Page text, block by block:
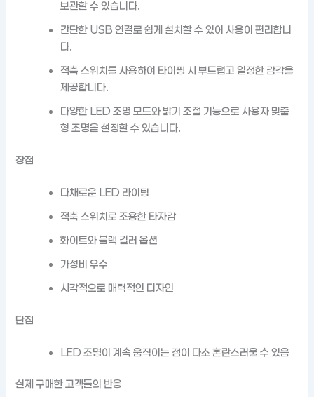
보관할 수 있습니다.
간단한 USB 연결로 쉽게 설치할 수 있어 사용이 편리합니
다.
적축 스위치를 사용하여 타이핑 시 부드럽고 일정한 감각을
제공합니다.
다양한 LED 조명 모드와 밝기 조절 기능으로 사용자 맞춤
형 조명을 설정할 수 있습니다.
장점
다채로운 LED 라이팅
적축 스위치로 조용한 타자감
화이트와 블랙 컬러 옵션
가성비 우수
시각적으로 매력적인 디자인
단점
LED 조명이 계속 움직이는 점이 다소 혼란스러울 수 있음
실제 구매한 고객들의 반응